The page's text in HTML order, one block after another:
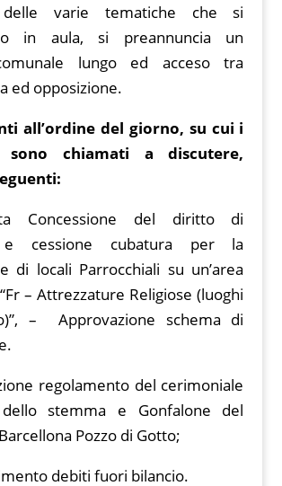
varie tematiche che si
in aula, si preannuncia un
lungo ed acceso tra
ed opposizione.
all’ordine del giorno, su cui i
sono chiamati a discutere,
Concessione del diritto di
e cessione cubatura per la
di locali Parrocchiali su un’area
– Attrezzature Religiose (luoghi
– Approvazione schema di
regolamento del cerimoniale
dello stemma e Gonfalone del
Pozzo di Gotto;
debiti fuori bilancio.